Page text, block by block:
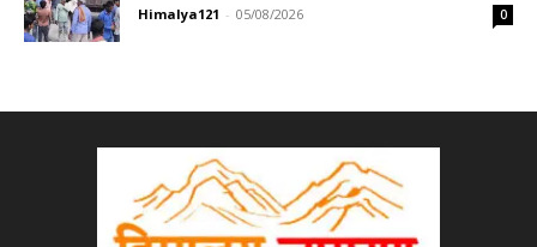
Himalya121 - 05/08/2026 0